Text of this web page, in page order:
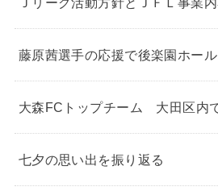
藤原茜選手の応援で後楽園ホー
大森FCトップチーム 大田区内
七夕の思い出を振り返る